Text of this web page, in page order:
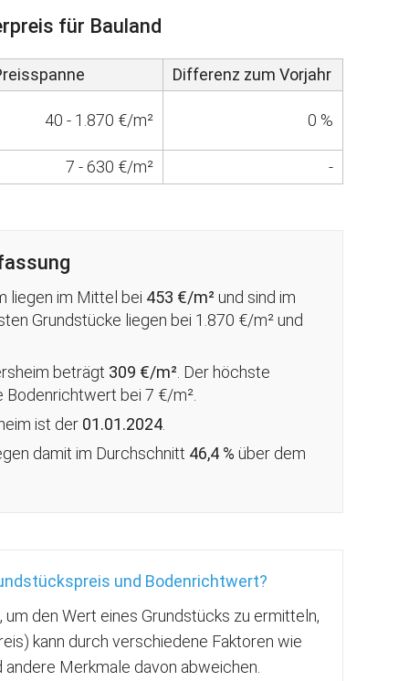
für Bauland
Differenz zum Vorjahr
40 - 1.870 €/m² 0 %
7 - 630 €/m² -
liegen im Mittel bei 453 €/m² und sind im
Grundstücke liegen bei 1.870 €/m² und
beträgt 309 €/m² . Der höchste
bei 7 €/m².
ist der 01.01.2024
damit im Durchschnitt 46,4 % über dem
und Bodenrichtwert?
den Wert eines Grundstücks zu ermitteln,
kann durch verschiedene Faktoren wie
Merkmale davon abweichen.